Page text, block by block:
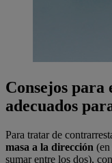
Consejos para
adecuados
Para tratar de
masa a la dirección (en
sumar entre los dos),